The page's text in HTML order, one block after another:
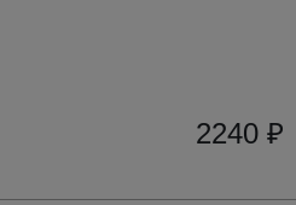
2240 ₽